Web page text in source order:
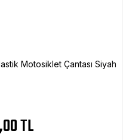
Motosiklet Çantası Siyah
TL